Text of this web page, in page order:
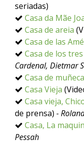
seriadas)
Casa da Mãe
Casa de areia
Casa de las
Casa de los
Cardenal, Dietmar
Casa de
Casa Vieja
Casa vieja,
de prensa) -
Casa, La
Pessah